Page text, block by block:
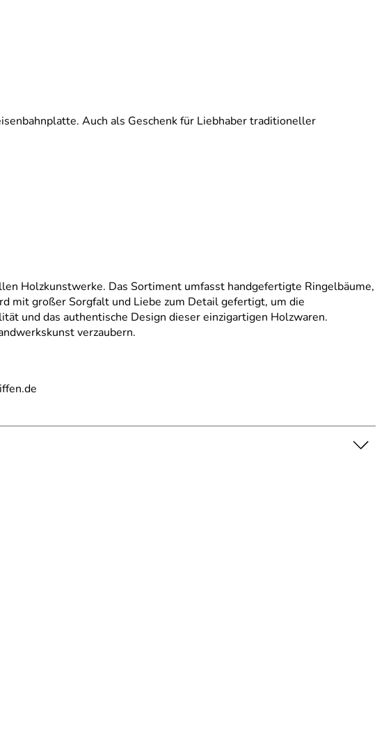
Auch als Geschenk für Liebhaber traditioneller
Holzkunstwerke. Das Sortiment umfasst handgefertigte Ringelbäume,
mit großer Sorgfalt und Liebe zum Detail gefertigt, um die
und das authentische Design dieser einzigartigen Holzwaren.
verzaubern.